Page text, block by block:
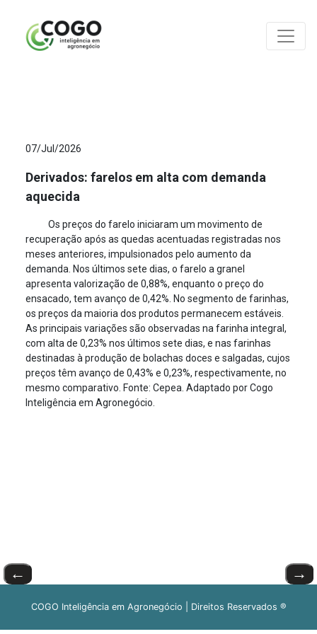
07/Jul/2026
Derivados: farelos em alta com demanda
aquecida
Os preços do farelo iniciaram um movimento de
recuperação após as quedas acentuadas registradas nos
meses anteriores, impulsionados pelo aumento da
demanda. Nos últimos sete dias, o farelo a granel
apresenta valorização de 0,88%, enquanto o preço do
ensacado, tem avanço de 0,42%. No segmento de farinhas,
os preços da maioria dos produtos permanecem estáveis.
As principais variações são observadas na farinha integral,
com alta de 0,23% nos últimos sete dias, e nas farinhas
destinadas à produção de bolachas doces e salgadas, cujos
preços têm avanço de 0,43% e 0,23%, respectivamente, no
mesmo comparativo. Fonte: Cepea. Adaptado por Cogo
Inteligência em Agronegócio.
← →
COGO Inteligência em Agronegócio | Direitos Reservados ®